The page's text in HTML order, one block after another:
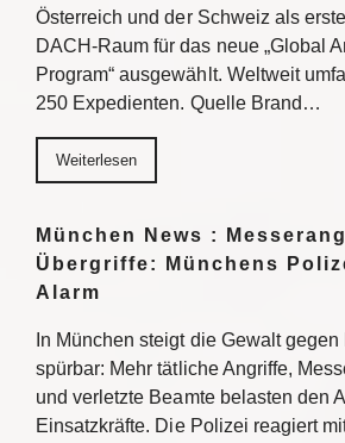
Österreich und der Schweiz als
DACH-Raum für das neue „Global
Program“ ausgewählt. Weltweit
250 Expedienten. Quelle Brand…
Weiterlesen
München News :
Übergriffe: Münchens
Alarm
In München steigt die Gewalt
spürbar: Mehr tätliche Angriffe,
und verletzte Beamte belasten den
Einsatzkräfte. Die Polizei reagiert